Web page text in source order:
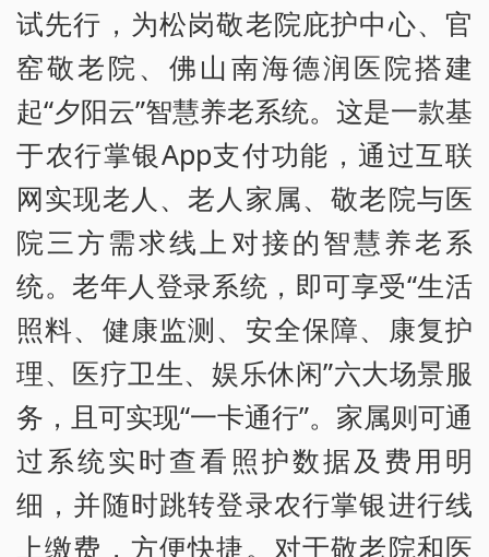
试先行，为松岗敬老院庇护中心、官
窑敬老院、佛山南海德润医院搭建
起“夕阳云”智慧养老系统。这是一款基
于农行掌银App支付功能，通过互联
网实现老人、老人家属、敬老院与医
院三方需求线上对接的智慧养老系
统。老年人登录系统，即可享受“生活
照料、健康监测、安全保障、康复护
理、医疗卫生、娱乐休闲”六大场景服
务，且可实现“一卡通行”。家属则可通
过系统实时查看照护数据及费用明
细，并随时跳转登录农行掌银进行线
上缴费，方便快捷。对于敬老院和医